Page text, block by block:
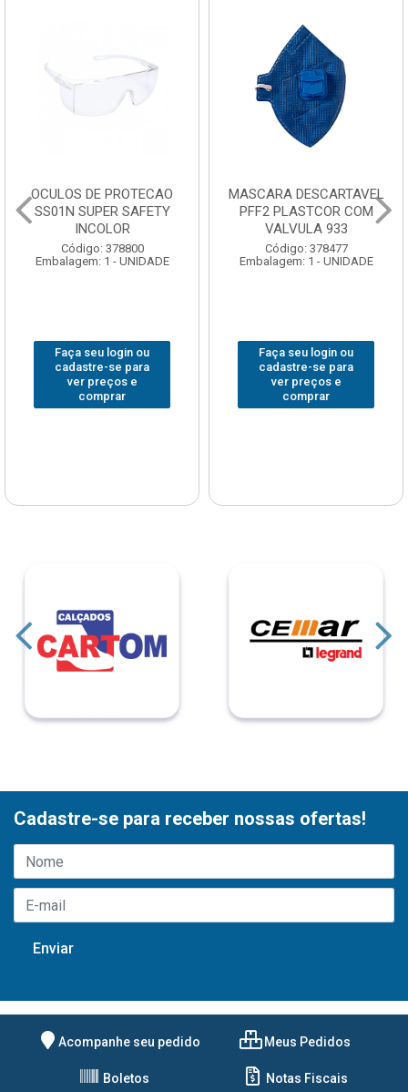
OCULOS DE PROTECAO
SS01N SUPER SAFETY
INCOLOR
Código: 378800
Embalagem: 1 - UNIDADE
Faça seu login ou
cadastre-se para
ver preços e
comprar
MASCARA DESCARTAVEL
PFF2 PLASTCOR COM
VALVULA 933
Código: 378477
Embalagem: 1 - UNIDADE
Faça seu login ou
cadastre-se para
ver preços e
comprar
Cadastre-se para receber nossas ofertas!
Acompanhe seu pedido Meus Pedidos
Boletos Notas Fiscais